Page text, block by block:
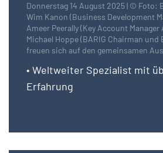
Donnerstag 14 August 2025 | © Foto:
Wim Kanon (Business Development
Ameer Peerally (Key Account
Michael Hoppe (BARIG Chairman
freuen sich auf den gemeinsamen
• Weltweiter Spezialist mit
Erfahrung